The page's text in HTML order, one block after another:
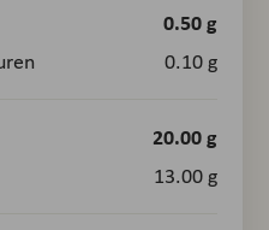
0.50 g
0.10 g
20.00 g
13.00 g